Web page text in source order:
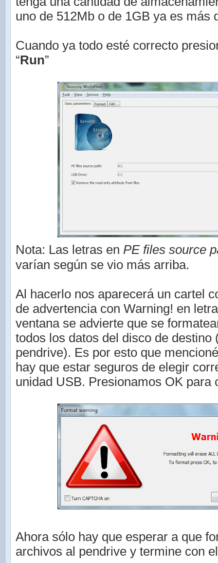
uno de 512Mb o de 1GB ya es más
Cuando ya todo esté correcto
“Run”
Nota: Las letras en PE files source
varían según se vio más arriba.
Al hacerlo nos aparecerá un cartel
de advertencia con Warning! en
ventana se advierte que se
todos los datos del disco de destino
pendrive). Es por esto que
hay que estar seguros de elegir
unidad USB. Presionamos OK para
Ahora sólo hay que esperar a que
archivos al pendrive y termine con